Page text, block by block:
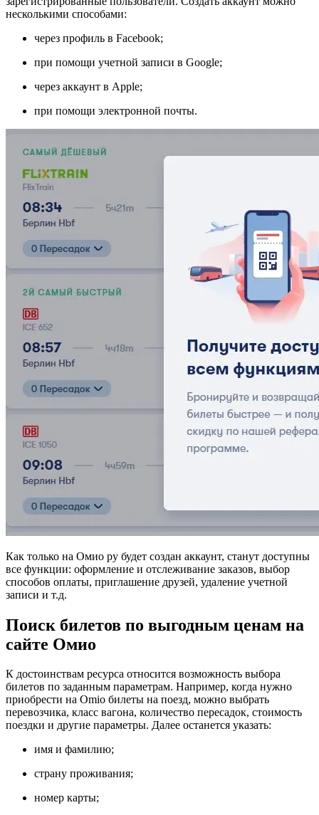
несколькими способами:
через профиль в Facebook;
при помощи учетной записи в Google;
через аккаунт в Apple;
при помощи электронной почты.
Как только на Омио ру будет создан аккаунт, станут доступны
все функции: оформление и отслеживание заказов, выбор
способов оплаты, приглашение друзей, удаление учетной
записи и т.д.
Поиск билетов по выгодным ценам на
сайте Омио
К достоинствам ресурса относится возможность выбора
билетов по заданным параметрам. Например, когда нужно
приобрести на Omio билеты на поезд, можно выбрать
перевозчика, класс вагона, количество пересадок, стоимость
поездки и другие параметры. Далее останется указать:
имя и фамилию;
страну проживания;
номер карты;